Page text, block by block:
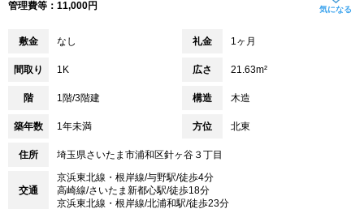
管理費等：11,000円
気になる
敷金 なし 礼金 1ヶ月
間取り 1K 広さ 21.63m²
階 1階/3階建 構造 木造
築年数 1年未満 方位 北東
住所 埼玉県さいたま市浦和区針ヶ谷３丁目
交通
京浜東北線・根岸線/与野駅/徒歩4分
高崎線/さいたま新都心駅/徒歩18分
京浜東北線・根岸線/北浦和駅/徒歩23分